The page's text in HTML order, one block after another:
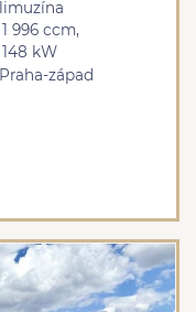
limuzína
1 996 ccm,
148 kW
Praha-západ